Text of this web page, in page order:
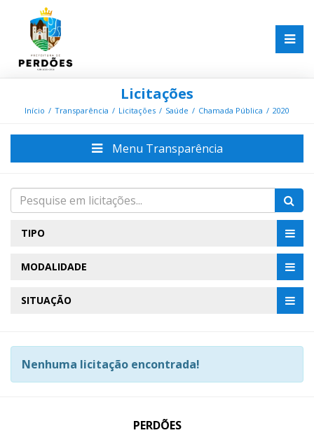
Licitações
Início Transparência Licitações Saúde Chamada Pública 2020
Menu Transparência
TIPO
MODALIDADE
SITUAÇÃO
Nenhuma licitação encontrada!
PERDÕES